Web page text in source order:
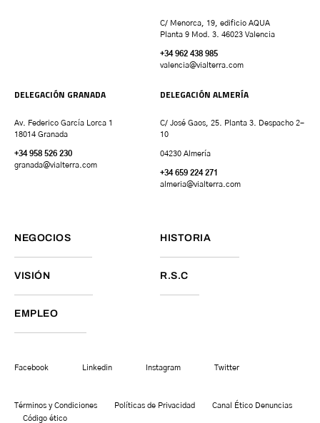
C/ Menorca, 19, edificio AQUA
Planta 9 Mod. 3. 46023 Valencia
+34 962 438 985
valencia@vialterra.com
DELEGACIÓN GRANADA
Av. Federico García Lorca 1
18014 Granada
+34 958 526 230
granada@vialterra.com
DELEGACIÓN ALMERÍA
C/ José Gaos, 25. Planta 3. Despacho 2-
10
04230 Almería
+34 659 224 271
almeria@vialterra.com
NEGOCIOS HISTORIA
VISIÓN R.S.C
EMPLEO
Facebook Linkedin Instagram Twitter
Términos y Condiciones Políticas de Privacidad
Canal Ético Denuncias
Código ético